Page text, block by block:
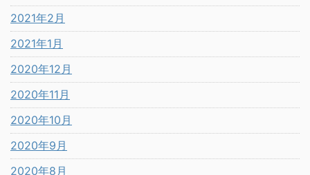
2021年2月
2021年1月
2020年12月
2020年11月
2020年10月
2020年9月
2020年8月